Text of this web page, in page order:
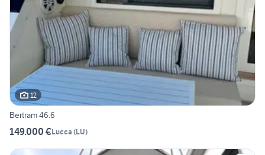
12
Bertram 46.6
149.000 €Lucca (LU)